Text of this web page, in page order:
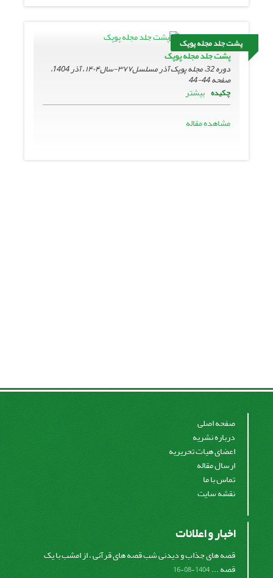
پشت جلد مجله پوپک
پشت جلد مجله پوپک
دوره 32، مجله پوپک آذر مسلسل۳۷۷-سال۱۴۰۴ ، آذر 1404،
صفحه44-44
چکیده بیشتر
مشاهده مقاله
صفحه اصلی
درباره نشریه
اعضای هیات تحریریه
ارسال مقاله
تماس با ما
نقشه سایت
اخبار و اعلانات
قصه های جذاب و دیدنی شب قصه های قرآنی ، از امشب با یک
قصه ...1404-08-16